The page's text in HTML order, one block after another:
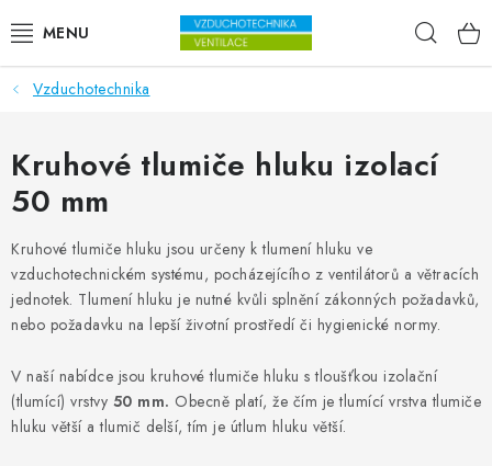
VENTILÁTORY
VZDUCHOTECHNIKA
REKUPERACE
TOPENÍ A CHLAZENÍ
ÚPRAVA VZDUCHU
FILTRY
ODVLHČOVAČE
Vzduchotechnika
Kruhové tlumiče hluku izolací
50 mm
Kruhové tlumiče hluku jsou určeny k tlumení hluku ve
vzduchotechnickém systému, pocházejícího z ventilátorů a větracích
jednotek. Tlumení hluku je nutné kvůli splnění zákonných požadavků,
nebo požadavku na lepší životní prostředí či hygienické normy.
V naší nabídce jsou kruhové tlumiče hluku s tloušťkou izolační
(tlumící) vrstvy 50 mm. Obecně platí, že čím je tlumící vrstva tlumiče
hluku větší a tlumič delší, tím je útlum hluku větší.